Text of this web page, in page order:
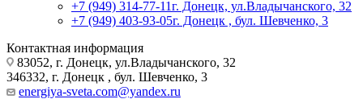
+7 (949) 314-77-11г. Донецк, ул.Владычанского, 32
+7 (949) 403-93-05г. Донецк , бул. Шевченко, 3
Контактная информация
83052, г. Донецк, ул.Владычанского, 32
346332, г. Донецк , бул. Шевченко, 3
energiya-sveta.com@yandex.ru